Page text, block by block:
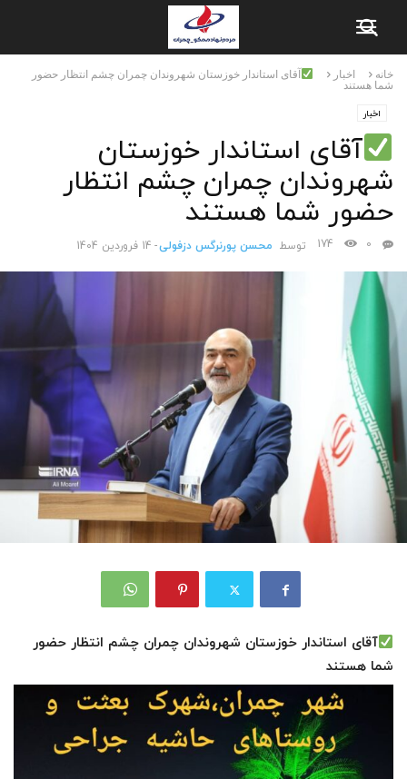
خانه اخبار
آقای استاندار خوزستان شهروندان چمران چشم انتظار حضور
شما هستند
اخبار
آقای استاندار خوزستان
شهروندان چمران چشم انتظار
حضور شما هستند
توسط محسن پورنرگس دزفولی- 14 فروردین 1404 0
174
آقای استاندار خوزستان شهروندان چمران چشم انتظار حضور
شما هستند